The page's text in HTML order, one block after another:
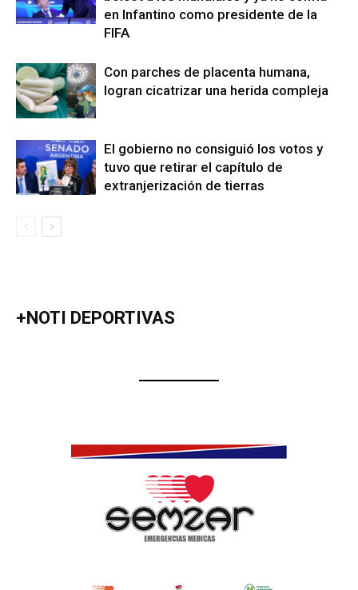
en Infantino como presidente de la
FIFA
Con parches de placenta humana,
logran cicatrizar una herida compleja
El gobierno no consiguió los votos y
tuvo que retirar el capítulo de
extranjerización de tierras
+NOTI DEPORTIVAS